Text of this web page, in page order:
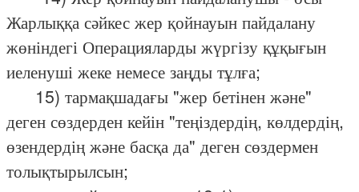
Жарлыққа сәйкес жер қойнауын пайдалану
жөніндегі Операцияларды жүргізу құқығын
иеленуші жеке немесе заңды тұлға;
15) тармақшадағы "жер бетінен және"
деген сөздерден кейін "теңіздердің, көлдердің,
өзендердің және басқа да" деген сөздермен
толықтырылсын;